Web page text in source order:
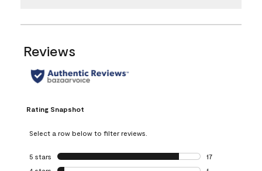
Reviews
Rating Snapshot
Select a row below to filter reviews.
5 stars stars
17
17 reviews with